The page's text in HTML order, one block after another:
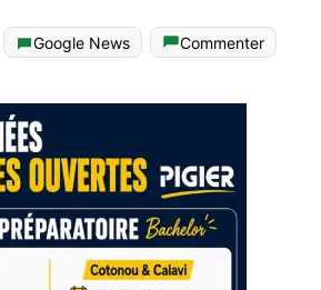
Google News
Commenter